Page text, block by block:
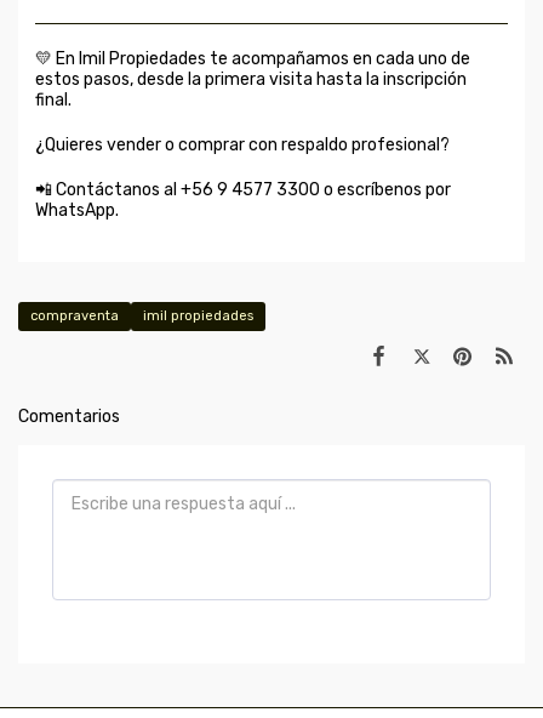
💛 En Imil Propiedades te acompañamos en cada uno de
estos pasos, desde la primera visita hasta la inscripción
final.
¿Quieres vender o comprar con respaldo profesional?
📲 Contáctanos al +56 9 4577 3300 o escríbenos por
WhatsApp.
compraventa imil propiedades
Comentarios